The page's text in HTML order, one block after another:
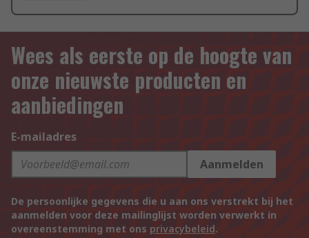
Wees als eerste op de hoogte van
onze nieuwste producten en
aanbiedingen
E-mailadres
Aanmelden
De persoonlijke gegevens die u aan ons verstrekt bij het
aanmelden voor deze mailinglijst worden verwerkt in
overeenstemming met ons privacybeleid.